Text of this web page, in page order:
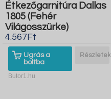
Étkezőgarnitúra Dallas
1805 (Fehér
Világosszürke)
4.567Ft
Ugrás a
boltba
Részletek
Butor1.hu